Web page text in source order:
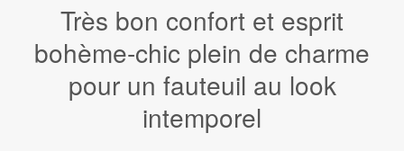
Très bon confort et esprit
bohème-chic plein de charme
pour un fauteuil au look
intemporel